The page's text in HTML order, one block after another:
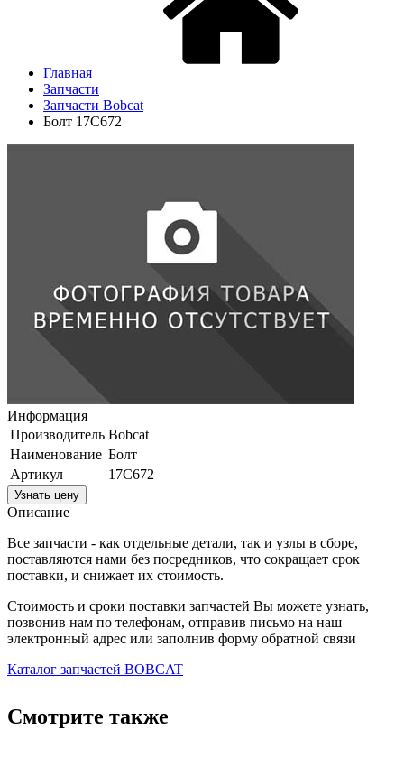
Главная
Запчасти
Запчасти Bobcat
Болт 17C672
Информация
Производитель Bobcat
Наименование Болт
Артикул
17C672
Узнать цену
Описание
Все запчасти - как отдельные детали, так и узлы в сборе,
поставляются нами без посредников, что сокращает срок
поставки, и снижает их стоимость.
Стоимость и сроки поставки запчастей Вы можете узнать,
позвонив нам по телефонам, отправив письмо на наш
электронный адрес или заполнив форму обратной связи
Каталог запчастей BOBCAT
Смотрите также